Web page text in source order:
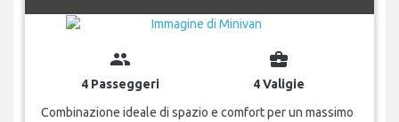
group
4 Passeggeri
business_center
4 Valigie
Combinazione ideale di spazio e comfort per un massimo